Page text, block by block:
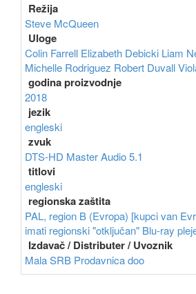
Režija
Steve McQueen
Uloge
Colin Farrell Elizabeth Debicki Liam
Michelle Rodriguez Robert Duvall
godina proizvodnje
2018
jezik
engleski
zvuk
DTS-HD Master Audio 5.1
titlovi
engleski
regionska zaštita
PAL, region B (Evropa) [kupci van
imati regionski "otključan" Blu-ray
Izdavač / Distributer / Uvoznik
Mala SRB Prodavnica doo